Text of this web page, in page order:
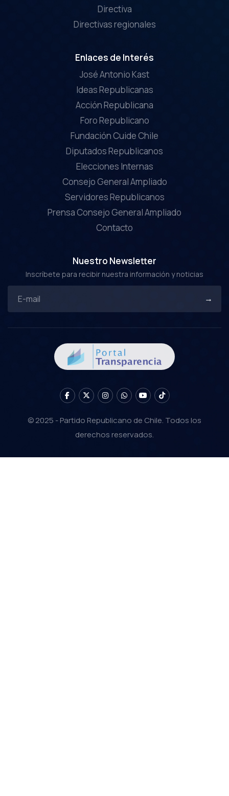
Directiva
Directivas regionales
Enlaces de Interés
José Antonio Kast
Ideas Republicanas
Acción Republicana
Foro Republicano
Fundación Cuide Chile
Diputados Republicanos
Elecciones Internas
Consejo General Ampliado
Servidores Republicanos
Prensa Consejo General Ampliado
Contacto
Nuestro Newsletter
Inscríbete para recibir nuestra información y noticias
© 2025 - Partido Republicano de Chile. Todos los
derechos reservados.